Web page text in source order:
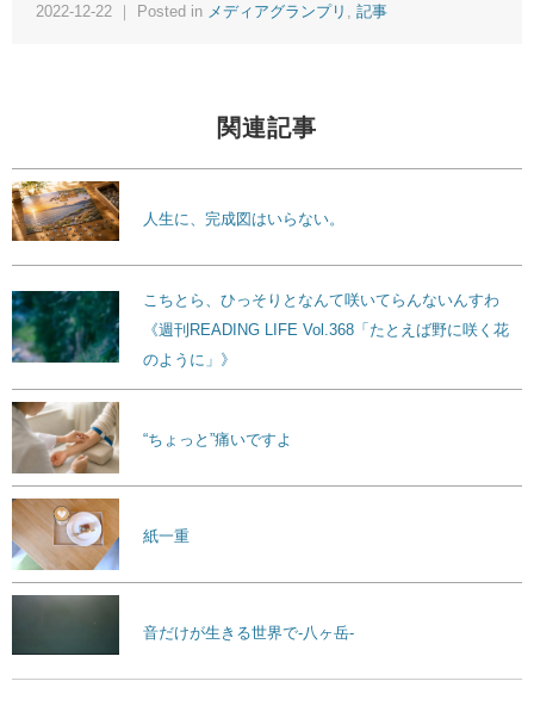
2022-12-22 ｜ Posted in メディアグランプリ 記事
関連記事
人生に、完成図はいらない。
こちとら、ひっそりとなんて咲いてらんないんすわ
《週刊READING LIFE Vol.368「たとえば野に咲く花
のように」》
“ちょっと”痛いですよ
紙一重
音だけが生きる世界で-八ヶ岳-